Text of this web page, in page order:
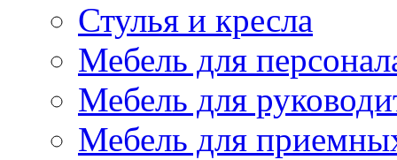
Стулья и кресла
Мебель для
Мебель для
Мебель для